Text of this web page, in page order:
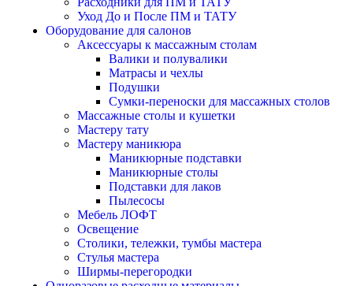
Уход До и После ПМ и ТАТУ
Оборудование для салонов
Аксессуары к массажным столам
Валики и полувалики
Матрасы и чехлы
Подушки
Сумки-переноски для массажных столов
Массажные столы и кушетки
Мастеру тату
Мастеру маникюра
Маникюрные подставки
Маникюрные столы
Подставки для лаков
Пылесосы
Мебель ЛОФТ
Освещение
Столики, тележки, тумбы мастера
Стулья мастера
Ширмы-перегородки